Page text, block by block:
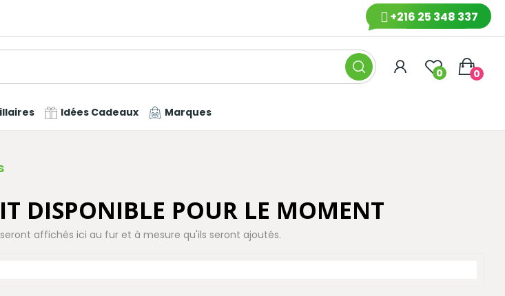
+216 25 348 337
0 0
Idées Cadeaux Marques
DISPONIBLE POUR LE MOMENT
affichés ici au fur et à mesure qu'ils seront ajoutés.